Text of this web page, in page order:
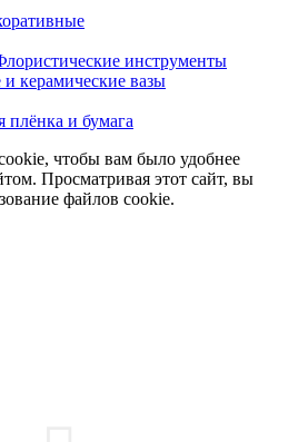
инструменты
керамические вазы
плёнка и бумага
чтобы вам было удобнее
Просматривая этот сайт, вы
файлов cookie.